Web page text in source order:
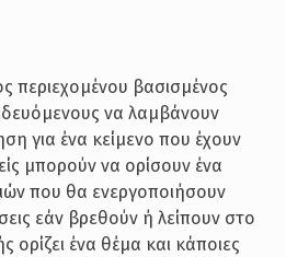
περιεχομένου βασισμένος
να λαμβάνουν
για ένα κείμενο που έχουν
μπορούν να ορίσουν ένα
που θα ενεργοποιήσουν
εάν βρεθούν ή λείπουν στο
ορίζει ένα θέμα και κάποιες